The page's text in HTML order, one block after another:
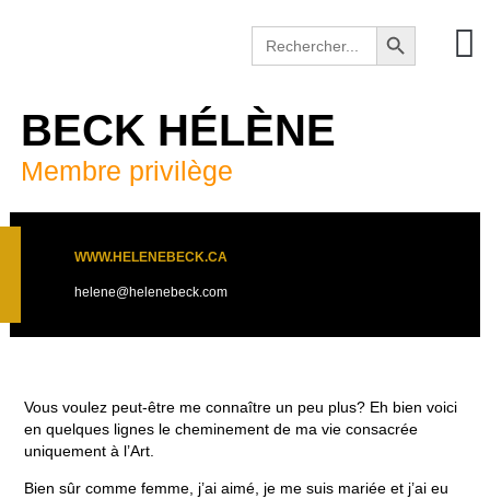
Search
for:
Search Button
BECK HÉLÈNE
Membre privilège
WWW.HELENEBECK.CA
helene@helenebeck.com
Vous voulez peut-être me connaître un peu plus? Eh bien voici
en quelques lignes le cheminement de ma vie consacrée
uniquement à l’Art.
Bien sûr comme femme, j’ai aimé, je me suis mariée et j’ai eu